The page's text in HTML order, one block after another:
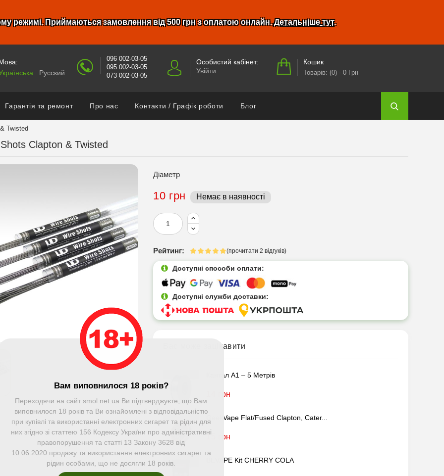
режимі. Приймаються замовлення від 500 грн з оплатою онлайн.Детальніше тут.
Русский
096 002-03-05
095 002-03-05
073 002-03-05
Особистий кабінет:
Увійти
Кошик
Товарів: (0)- 0 Грн
Гарантія та ремонт Про нас Контакти / Графік роботи Блог
Twisted
Clapton & Twisted
Діаметр
10 грн Немає в наявності
Рейтинг: (прочитати 2 відгуків)
Доступні способи оплати:
Доступні служби доставки:
Вас може зацікавити
Кантал A1 – 5 Метрів
14 грн
GeekVape Flat/Fused Clapton, Cater...
15 грн
BEVAPE Kit CHERRY COLA
Вам виповнилося 18 років?
Переходячи на сайт smol.net.ua Ви підтверджуєте, що Вам
виповнилося 18 років та Ви ознайомлені з відповідальністю
при купівлі та використанні електронних сигарет та рідин для
них згідно зі статтею 156 Кодексу України про адміністративні
правопорушення та статті 13 Закону 3628 від
10.06.2020 продажу та використання електронних сигарет та
рідин особами, що не досягли 18 років.